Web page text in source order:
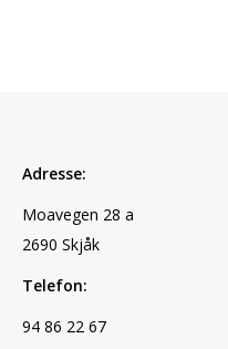
Adresse:
Moavegen 28 a
2690 Skjåk
Telefon:
94 86 22 67